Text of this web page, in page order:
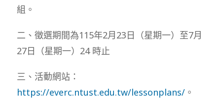
組。
二、徵選期間為115年2月23日（星期一）至7月
27日（星期一）24 時止
三、活動網站：
https://everc.ntust.edu.tw/lessonplans/。